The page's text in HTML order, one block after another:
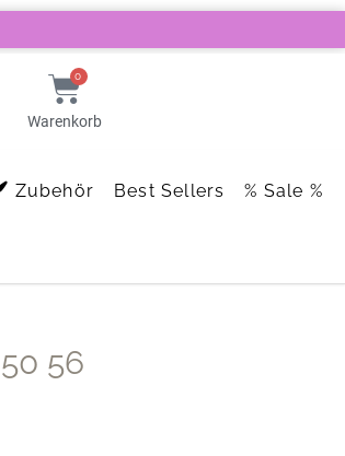
0
Warenkorb
Zubehör Best Sellers % Sale %
56